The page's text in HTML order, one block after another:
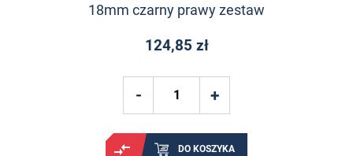
18mm czarny prawy zestaw
124,85 zł
DO KOSZYKA